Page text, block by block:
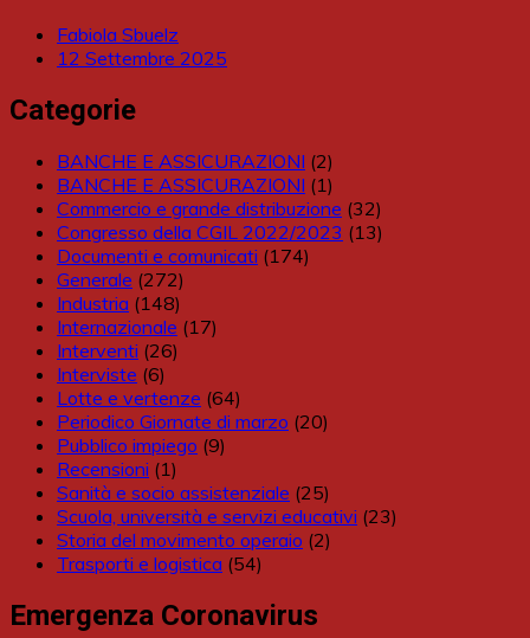
Fabiola Sbuelz
12 Settembre 2025
Categorie
BANCHE E ASSICURAZIONI (2)
BANCHE E ASSICURAZIONI (1)
Commercio e grande distribuzione (32)
Congresso della CGIL 2022/2023 (13)
Documenti e comunicati (174)
Generale (272)
Industria (148)
Internazionale (17)
Interventi (26)
Interviste (6)
Lotte e vertenze (64)
Periodico Giornate di marzo (20)
Pubblico impiego (9)
Recensioni (1)
Sanità e socio assistenziale (25)
Scuola, università e servizi educativi (23)
Storia del movimento operaio (2)
Trasporti e logistica (54)
Emergenza Coronavirus